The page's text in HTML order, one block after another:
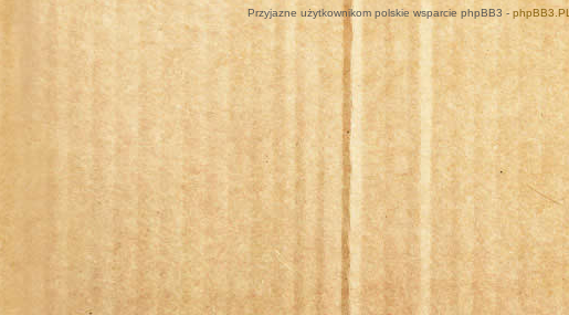
Przyjazne użytkownikom polskie wsparcie phpBB3 - phpBB3.PL